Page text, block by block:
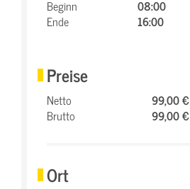
Beginn
08:00
Ende
16:00
Preise
Netto
99,00 €
Brutto
99,00 €
Ort